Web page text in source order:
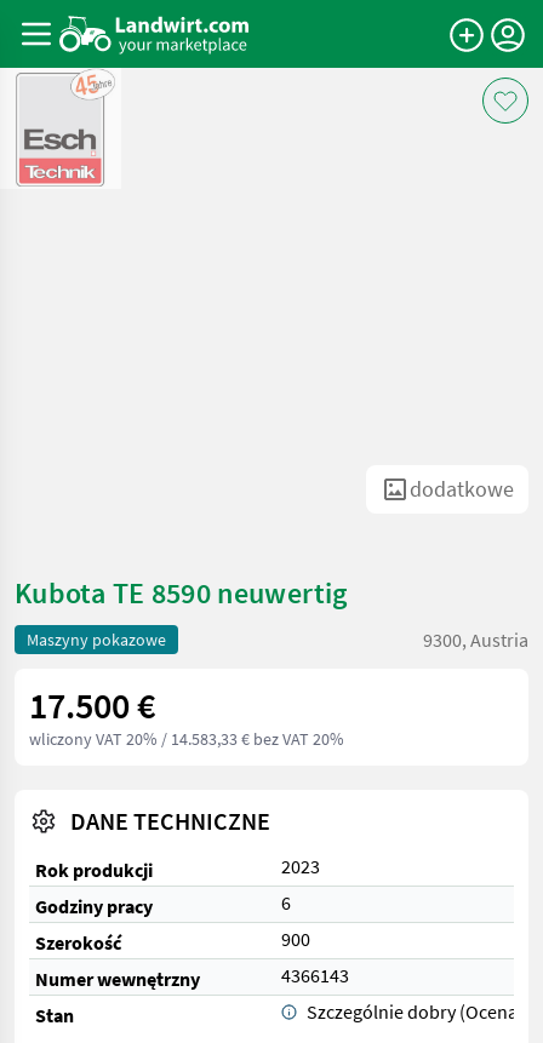
dodatkowe
Kubota TE 8590 neuwertig
Maszyny pokazowe 9300, Austria
17.500 €
wliczony VAT 20% / 14.583,33 € bez VAT 20%
DANE TECHNICZNE
Rok produkcji
2023
Godziny pracy
6
Szerokość
900
Numer wewnętrzny
4366143
Stan
Szczególnie dobry (Ocena 1)